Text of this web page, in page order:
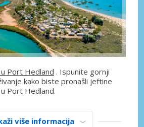
Port Hedland . Ispunite gornji
kako biste pronašli jeftine
Port Hedland.
više informacija